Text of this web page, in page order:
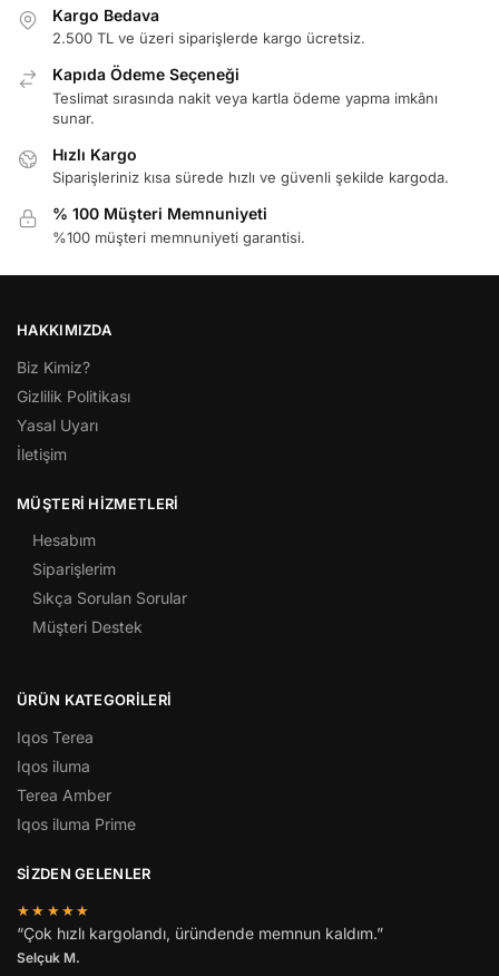
Kargo Bedava
2.500 TL ve üzeri siparişlerde kargo ücretsiz.
Kapıda Ödeme Seçeneği
Teslimat sırasında nakit veya kartla ödeme yapma imkânı
sunar.
Hızlı Kargo
Siparişleriniz kısa sürede hızlı ve güvenli şekilde kargoda.
% 100 Müşteri Memnuniyeti
%100 müşteri memnuniyeti garantisi.
HAKKIMIZDA
Biz Kimiz?
Gizlilik Politikası
Yasal Uyarı
İletişim
MÜŞTERI HIZMETLERI
Hesabım
Siparişlerim
Sıkça Sorulan Sorular
Müşteri Destek
ÜRÜN KATEGORILERI
Iqos Terea
Iqos iluma
Terea Amber
Iqos iluma Prime
SİZDEN GELENLER
★★★★★
“Çok hızlı kargolandı, üründende memnun kaldım.”
Selçuk M.